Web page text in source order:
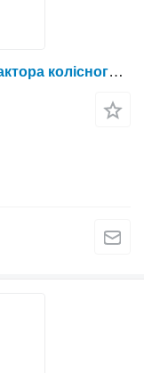
Вал первинний R220028-OL до трактора колісного John Deere 1654